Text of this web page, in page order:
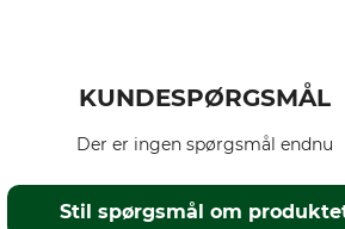
KUNDESPØRGSMÅL
Stil spørgsmål om
Der er ingen spørgsmål endnu